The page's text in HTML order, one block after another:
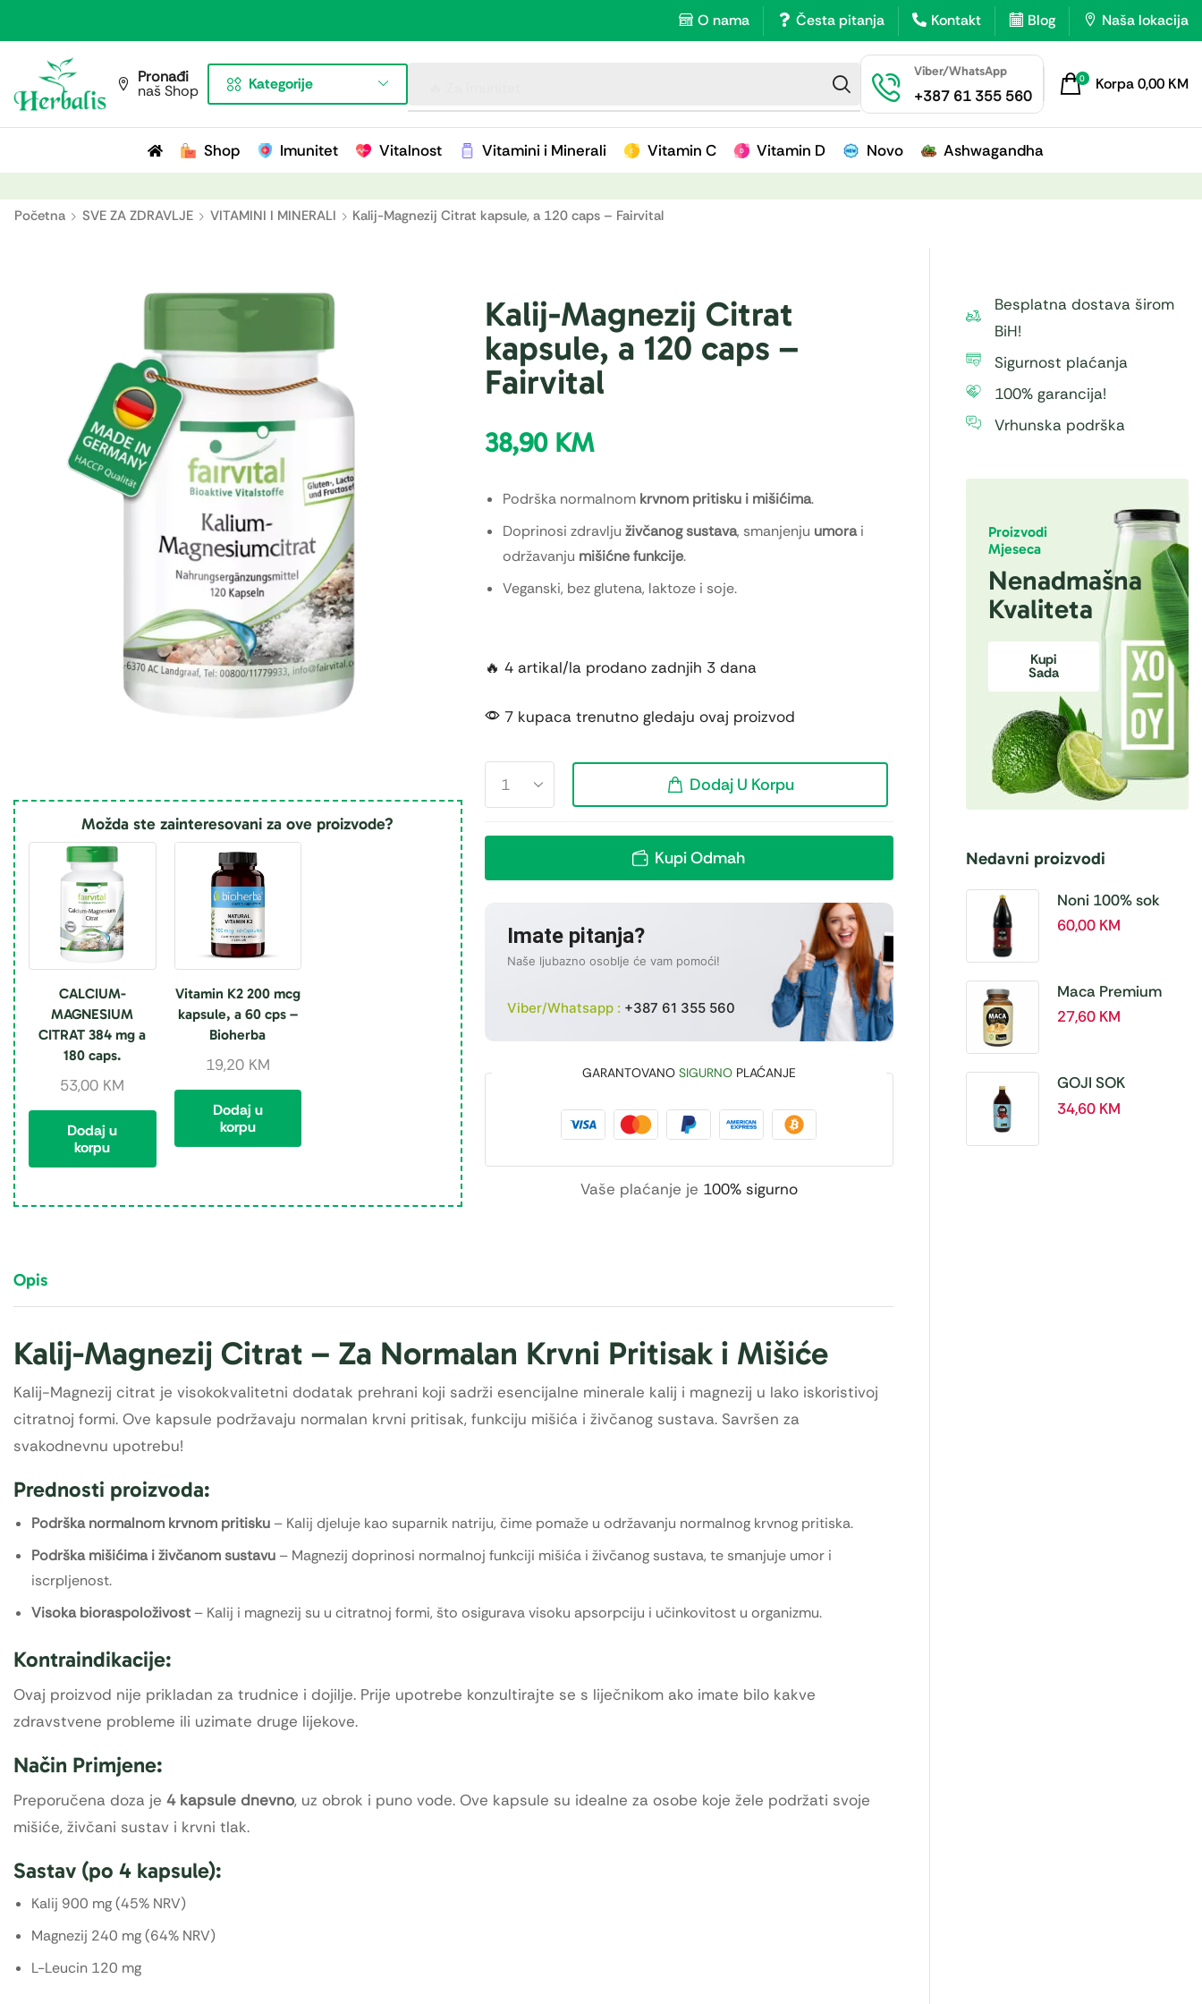
O nama Česta pitanja Kontakt Blog Naša lokacija
Pronađi
naš Shop Kategorije
Viber/WhatsApp
+387 61 355 560
0 Korpa0,00 KM
Shop Imunitet Vitalnost Vitamini i Minerali Vitamin C Vitamin D Novo Ashwagandha
Početna SVE ZA ZDRAVLJE VITAMINI I MINERALI Kalij-Magnezij Citrat kapsule, a 120 caps – Fairvital
Možda ste zainteresovani za ove proizvode?
CALCIUM-
MAGNESIUM
CITRAT 384 mg a
180 caps.
53,00 KM
Dodaj u
korpu
Vitamin K2 200 mcg
kapsule, a 60 cps –
Bioherba
19,20 KM
Dodaj u
korpu
Kalij-Magnezij Citrat
kapsule, a 120 caps –
Fairvital
38,90 KM
Podrška normalnomkrvnom pritisku i mišićima.
Doprinosi zdravlju živčanog sustava, smanjenju umorai
održavanju mišićne funkcije.
Veganski, bez glutena, laktoze i soje.
🔥 4 artikal/la prodano zadnjih 3 dana
7 kupaca trenutno gledaju ovaj proizvod
Dodaj U Korpu
Kupi Odmah
Imate pitanja?
Naše ljubazno osoblje će vam pomoći!
Viber/Whatsapp : +387 61 355 560
GARANTOVANO SIGURNOPLAĆANJE
Vaše plaćanje je 100% sigurno
Opis
Kalij-Magnezij Citrat – Za Normalan Krvni Pritisak i Mišiće
Kalij-Magnezij citrat je visokokvalitetni dodatak prehrani koji sadrži esencijalne minerale kalij i magnezij u lako iskoristivoj
citratnoj formi. Ove kapsule podržavaju normalan krvni pritisak, funkciju mišića i živčanog sustava. Savršen za
svakodnevnu upotrebu!
Prednosti proizvoda:
Podrška normalnom krvnom pritisku – Kalij djeluje kao suparnik natriju, čime pomaže u održavanju normalnog krvnog pritiska.
Podrška mišićima i živčanom sustavu – Magnezij doprinosi normalnoj funkciji mišića i živčanog sustava, te smanjuje umor i
iscrpljenost.
Visoka bioraspoloživost – Kalij i magnezij su u citratnoj formi, što osigurava visoku apsorpciju i učinkovitost u organizmu.
Kontraindikacije:
Ovaj proizvod nije prikladan za trudnice i dojilje. Prije upotrebe konzultirajte se s liječnikom ako imate bilo kakve
zdravstvene probleme ili uzimate druge lijekove.
Način Primjene:
Preporučena doza je 4 kapsule dnevno, uz obrok i puno vode. Ove kapsule su idealne za osobe koje žele podržati svoje
mišiće, živčani sustav i krvni tlak.
Sastav (po 4 kapsule):
Kalij 900 mg (45% NRV)
Magnezij 240 mg (64% NRV)
L-Leucin 120 mg
Besplatna dostava širom
BiH!
Sigurnost plaćanja
100% garancija!
Vrhunska podrška
Proizvodi
Mjeseca
Nenadmašna
Kvaliteta
Kupi
Sada
Nedavni proizvodi
Noni 100% sok
BIO, a 1L – Hanoju
60,00 KM
Maca Premium
BIO 500 mg
27,60 KM
GOJI SOK
PREMIUM 100% a
34,60 KM